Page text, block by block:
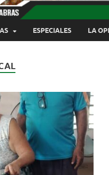
ESPECIALES LA